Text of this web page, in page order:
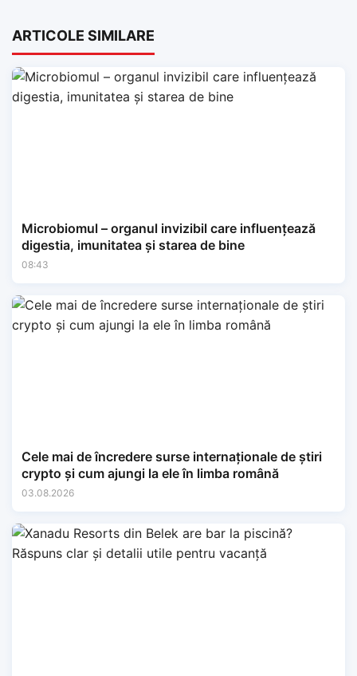
ARTICOLE SIMILARE
Microbiomul – organul invizibil care influențează
digestia, imunitatea și starea de bine
08:43
Cele mai de încredere surse internaționale de știri
crypto și cum ajungi la ele în limba română
03.08.2026